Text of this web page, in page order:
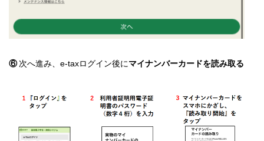
⑥次へ進み、e-taxログイン後にマイナンバーカードを読み取る